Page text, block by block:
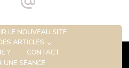
LE NOUVEAU SITE
ARTICLES
?
CONTACT
UNE SÉANCE